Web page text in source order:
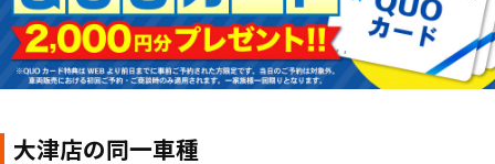
大津店の同一車種